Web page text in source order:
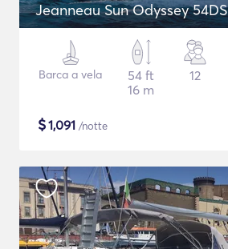
Jeanneau Sun Odyssey 54DS
Barca a vela
54 ft
16 m
12
$1,091 /notte